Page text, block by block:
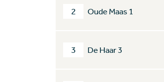
2 Oude Maas 1
3 De Haar 3